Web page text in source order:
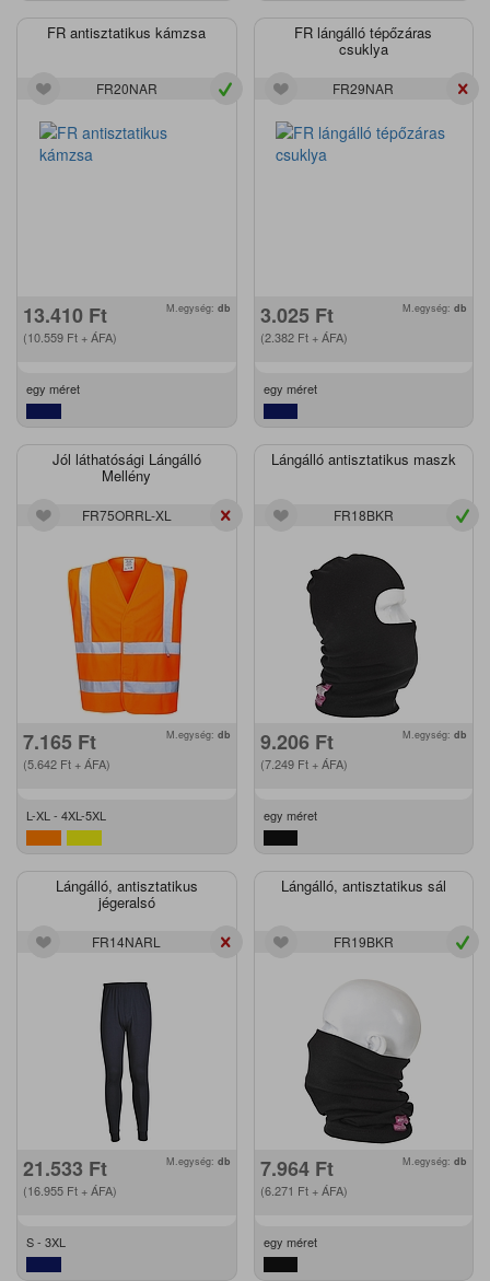
FR antisztatikus kámzsa
FR20NAR
13.410 Ft
(10.559 Ft + ÁFA)
M.egység: db
egy méret
FR lángálló tépőzáras
csuklya
FR29NAR
3.025 Ft
(2.382 Ft+ ÁFA)
M.egység: db
egy méret
Jól láthatósági Lángálló
Mellény
FR75ORRL-XL
7.165 Ft
(5.642 Ft + ÁFA)
M.egység: db
L-XL - 4XL-5XL
Lángálló antisztatikus maszk
FR18BKR
9.206 Ft
(7.249 Ft+ ÁFA)
M.egység: db
egy méret
Lángálló, antisztatikus
jégeralsó
FR14NARL
21.533 Ft
(16.955 Ft + ÁFA)
M.egység: db
S - 3XL
Lángálló, antisztatikus sál
FR19BKR
7.964 Ft
(6.271 Ft+ ÁFA)
M.egység: db
egy méret